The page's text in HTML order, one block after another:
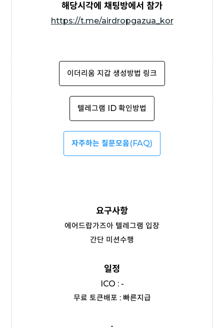
해당시각에 채팅방에서 참가
https://t.me/airdropgazua_kor
이더리움 지갑 생성방법 링크
텔레그램 ID 확인방법
자주하는 질문모음(FAQ)
요구사항
에어드랍가즈아 텔레그램 입장
간단 미션수행
일정
ICO : -
무료 토큰배포 : 빠른지급
-